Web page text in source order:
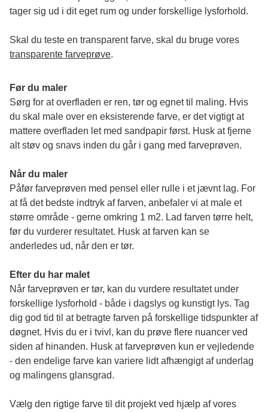
tager sig ud i dit eget rum og under forskellige lysforhold.
transparente farveprøve.
Før du maler
Sørg for at overfladen er ren, tør og egnet til maling. Hvis
du skal male over en eksisterende farve, er det vigtigt at
mattere overfladen let med sandpapir først. Husk at fjerne
alt støv og snavs inden du går i gang med farveprøven.
Når du maler
Påfør farveprøven med pensel eller rulle i et jævnt lag. For
at få det bedste indtryk af farven, anbefaler vi at male et
større område - gerne omkring 1 m2. Lad farven tørre helt,
før du vurderer resultatet. Husk at farven kan se
anderledes ud, når den er tør.
Efter du har malet
Når farveprøven er tør, kan du vurdere resultatet under
forskellige lysforhold - både i dagslys og kunstigt lys. Tag
dig god tid til at betragte farven på forskellige tidspunkter af
døgnet. Hvis du er i tvivl, kan du prøve flere nuancer ved
siden af hinanden. Husk at farveprøven kun er vejledende
- den endelige farve kan variere lidt afhængigt af underlag
og malingens glansgrad.
Vælg den rigtige farve til dit projekt ved hjælp af vores